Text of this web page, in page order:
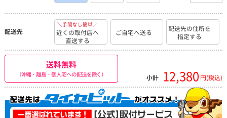
配送先
＼手間なし簡単／
近くの取付店へ
直送する
ご自宅へ送る
配送先の住所を
指定する
送料無料
（沖縄・離島・個人宅への配送を除く） 小計 12,380 円(税込)